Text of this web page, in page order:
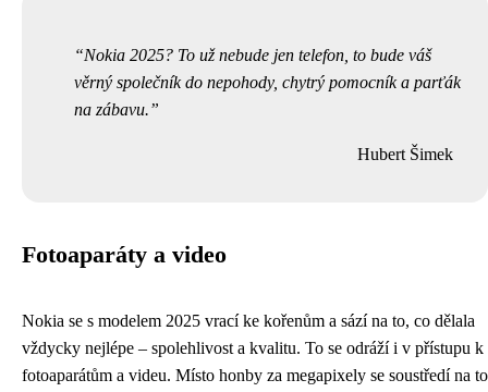
Nokia 2025? To už nebude jen telefon, to bude váš
věrný společník do nepohody, chytrý pomocník a parťák
na zábavu.
Hubert Šimek
Fotoaparáty a video
Nokia se s modelem 2025 vrací ke kořenům a sází na to, co dělala
vždycky nejlépe – spolehlivost a kvalitu. To se odráží i v přístupu k
fotoaparátům a videu. Místo honby za megapixely se soustředí na to